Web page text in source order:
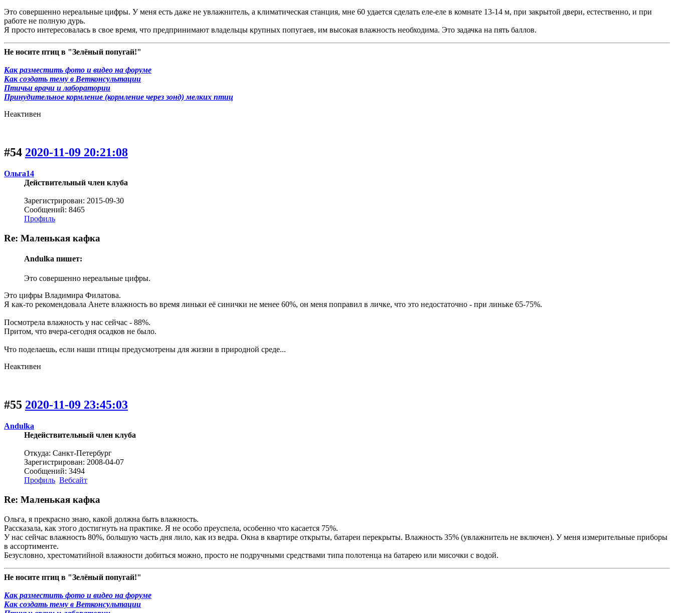
Это совершенно нереальные цифры. У меня есть даже не увлажнитель, а климатическая станция, мне 60 удается сделать еле-еле в комнате 13-14 м, при закрытой двери, естественно, и при
работе не полную дурь.
Я просто интересовалась в свое время, что предпринимают владельцы крупных попугаев, им высокая влажность необходима. Это задачка на пять баллов.
Не носите птиц в "Зелёный попугай!"
Как разместить фото и видео на форуме
Как создать тему в Ветконсультации
Птичьи врачи и лаборатории
Принудительное кормление (кормление через зонд) мелких птиц
Неактивен
#54 2020-11-09 20:21:08
Ольга14
Действительный член клуба
Зарегистрирован: 2015-09-30
Сообщений: 8465
Профиль
Re: Маленькая кафка
Andulka пишет:
Это совершенно нереальные цифры.
Это цифры Владимира Филатова.
Я как-то рекомендовала Анете влажность во время линьки её синички не менее 60%, он меня поправил в личке, что это недостаточно - при линьке 65-75%.
Посмотрела влажность у нас сейчас - 88%.
Притом, что вчера-сегодня осадков не было.
Что поделаешь, если наши птицы предусмотрены для жизни в природной среде...
Неактивен
#55 2020-11-09 23:45:03
Andulka
Недействительный член клуба
Откуда: Санкт-Петербург
Зарегистрирован: 2008-04-07
Сообщений: 3494
Профиль Вебсайт
Re: Маленькая кафка
Ольга, я прекрасно знаю, какой должна быть влажность.
Рассказала, как этого достигнуть на практике. Я не особо преуспела, особенно что касается 75%.
У нас сейчас влажность 80%, большую часть дня лило, как из ведра. Окна в квартире открыты, батареи перекрыты. Влажность 35% (увлажнитель не включен). У меня измерительные приборы
в ассортименте.
Безусловно, хрестоматийной влажности добиться можно, просто не подручными средствами типа полотенца на батарею или мисочки с водой.
Не носите птиц в "Зелёный попугай!"
Как разместить фото и видео на форуме
Как создать тему в Ветконсультации